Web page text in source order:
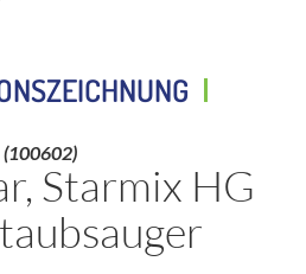
(100602)
Starmix HG